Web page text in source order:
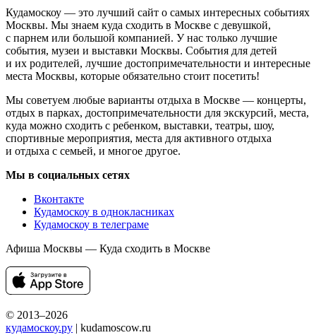
Кудамоскоу — это лучший сайт о самых интересных событиях
Москвы. Мы знаем куда сходить в Москве с девушкой,
с парнем или большой компанией. У нас только лучшие
события, музеи и выставки Москвы. События для детей
и их родителей, лучшие достопримечательности и интересные
места Москвы, которые обязательно стоит посетить!
Мы советуем любые варианты отдыха в Москве — концерты,
отдых в парках, достопримечательности для экскурсий, места,
куда можно сходить с ребенком, выставки, театры, шоу,
спортивные мероприятия, места для активного отдыха
и отдыха с семьей, и многое другое.
Мы в социальных сетях
Вконтакте
Кудамоскоу в однокласниках
Кудамоскоу в телеграме
Афиша Москвы — Куда сходить в Москве
© 2013–2026
кудамоскоу.ру | kudamoscow.ru